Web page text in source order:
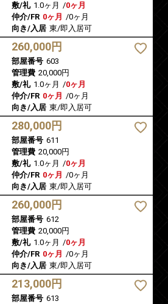
敷/礼 1.0ヶ月 /0ヶ月
仲介/FR 0ヶ月 /0ヶ月
向き/入居 東/即入居可
260,000円
部屋番号 603
管理費 20,000円
敷/礼 1.0ヶ月 /0ヶ月
仲介/FR 0ヶ月 /0ヶ月
向き/入居 東/即入居可
280,000円
部屋番号 611
管理費 20,000円
敷/礼 1.0ヶ月 /0ヶ月
仲介/FR 0ヶ月 /0ヶ月
向き/入居 東/即入居可
260,000円
部屋番号 612
管理費 20,000円
敷/礼 1.0ヶ月 /0ヶ月
仲介/FR 0ヶ月 /0ヶ月
向き/入居 東/即入居可
213,000円
部屋番号 613